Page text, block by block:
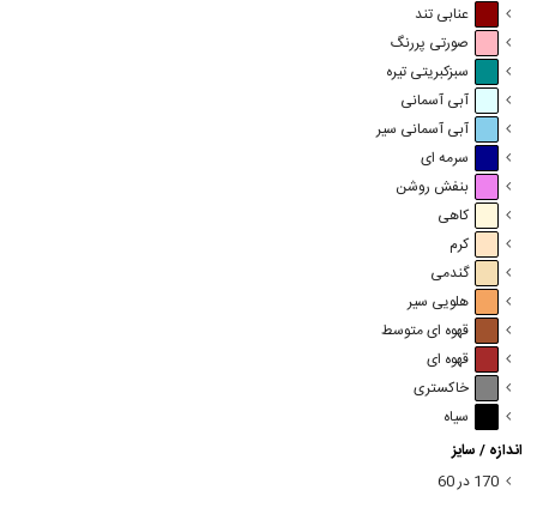
عنابی تند
صورتی پررنگ
سبزکبریتی تیره
آبی آسمانی
آبی آسمانی سیر
سرمه ای
بنفش روشن
کاهی
کرم
گندمی
هلویی سیر
قهوه ای متوسط
قهوه ای
خاکستری
سیاه
اندازه / سایز
170 در 60